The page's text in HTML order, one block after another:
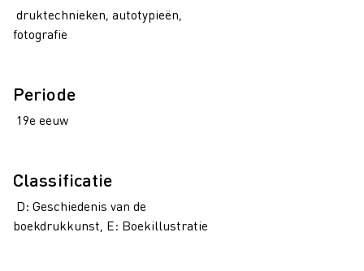
druktechnieken, autotypieën,
fotografie
Periode
19e eeuw
Classificatie
D: Geschiedenis van de
boekdrukkunst, E: Boekillustratie